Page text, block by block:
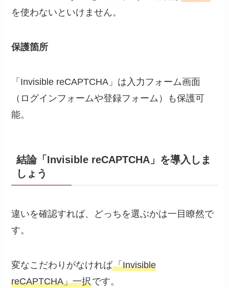
を使わないといけません。
保護箇所
「Invisible reCAPTCHA」は入力フォーム画面
（ログインフォームや登録フォーム）も保護可
能。
結論「Invisible reCAPTCHA」を導入しま
しょう
違いを確認すれば、どっちを選ぶかは一目瞭然で
す。
変なこだわりがなければ「Invisible
reCAPTCHA」一択です。